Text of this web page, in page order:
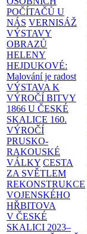
POČÍTAČŮ U
NÁS VERNISÁŽ
VÝSTAVY
OBRAZŮ
HELENY
HEJDUKOVÉ:
Malování je radost
VÝSTAVA K
VÝROČÍ BITVY
1866 U ČESKÉ
SKALICE 160.
VÝROČÍ
PRUSKO-
RAKOUSKÉ
VÁLKY CESTA
ZA SVĚTLEM
REKONSTRUKCE
VOJENSKÉHO
HŘBITOVA
V ČESKÉ
SKALICI 2023–